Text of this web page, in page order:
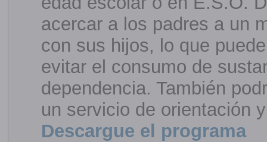
acercar a los padres a un
con sus hijos, lo que
evitar el consumo de
dependencia. También
un servicio de orientación
Descargue el programa